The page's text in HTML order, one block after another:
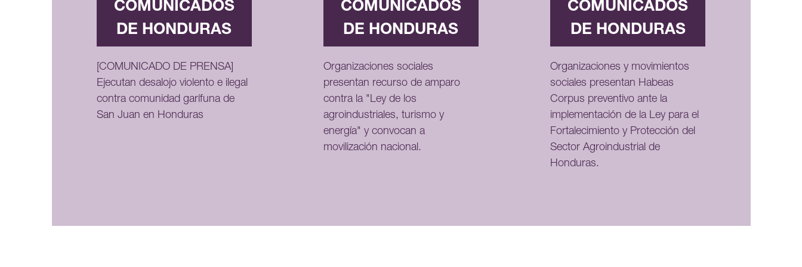
COMUNICADOS
DE HONDURAS
[COMUNICADO DE PRENSA]
Ejecutan desalojo violento e ilegal
contra comunidad garífuna de
San Juan en Honduras
COMUNICADOS
DE HONDURAS
Organizaciones sociales
presentan recurso de amparo
contra la "Ley de los
agroindustriales, turismo y
energía" y convocan a
movilización nacional.
COMUNICADOS
DE HONDURAS
Organizaciones y movimientos
sociales presentan Habeas
Corpus preventivo ante la
implementación de la Ley para el
Fortalecimiento y Protección del
Sector Agroindustrial de
Honduras.